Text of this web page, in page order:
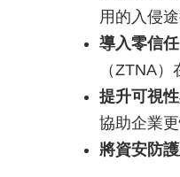
用的入侵途
導入零信
（ZTNA
提升可視
協助企業
將資安防